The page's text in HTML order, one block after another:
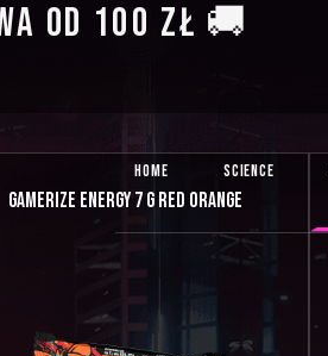
OD 100 ZŁ 🚚
HOME SCIENCE
GAMERIZE ENERGY 7 G RED ORANGE